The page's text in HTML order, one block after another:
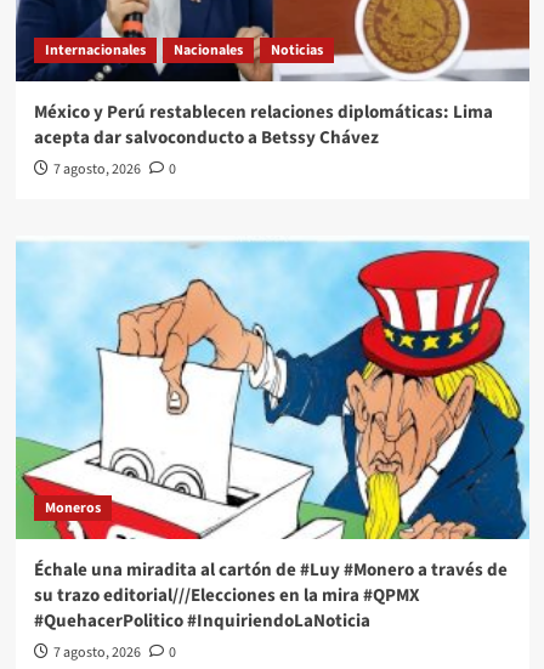
Internacionales Nacionales Noticias
México y Perú restablecen relaciones diplomáticas: Lima
acepta dar salvoconducto a Betssy Chávez
7 agosto, 2026 0
Moneros
Échale una miradita al cartón de #Luy #Monero a través de
su trazo editorial///Elecciones en la mira #QPMX
#QuehacerPolitico #InquiriendoLaNoticia
7 agosto, 2026 0